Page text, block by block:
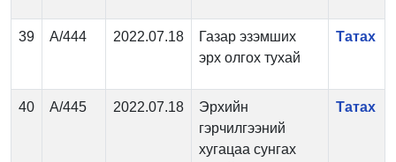
39 А/444 2022.07.18
Газар эзэмших
эрх олгох тухай
Татах
40 А/445 2022.07.18
Эрхийн
гэрчилгээний
хугацаа сунгах
Татах